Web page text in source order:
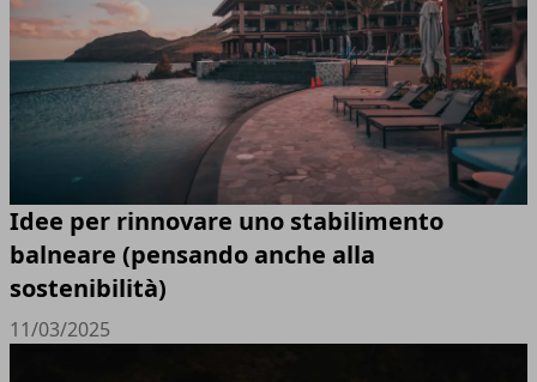
Idee per rinnovare uno stabilimento
balneare (pensando anche alla
sostenibilità)
11/03/2025